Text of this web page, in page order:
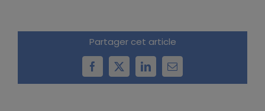
Partager cet article
Facebook
X LinkedInEmail